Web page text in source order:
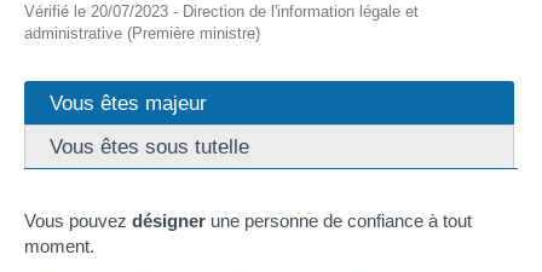
Vérifié le 20/07/2023 - Direction de l'information légale et
administrative (Première ministre)
Vous êtes majeur
Vous êtes sous tutelle
Vous pouvez désigner une personne de confiance à tout
moment.